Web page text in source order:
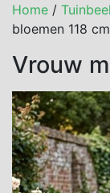
Home /
bloemen 118 cm
Vrouw